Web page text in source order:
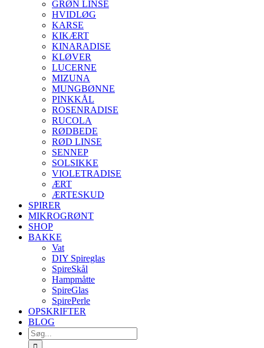
GRØN LINSE
HVIDLØG
KARSE
KIKÆRT
KINARADISE
KLØVER
LUCERNE
MIZUNA
MUNGBØNNE
PINKKÅL
ROSENRADISE
RUCOLA
RØDBEDE
RØD LINSE
SENNEP
SOLSIKKE
VIOLETRADISE
ÆRT
ÆRTESKUD
SPIRER
MIKROGRØNT
SHOP
BAKKE
Vat
DIY Spireglas
SpireSkål
Hampmåtte
SpireGlas
SpirePerle
OPSKRIFTER
BLOG
Søg
efter: